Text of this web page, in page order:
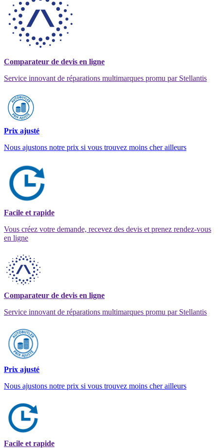
Comparateur de devis en ligne
Service innovant de réparations multimarques promu par Stellantis
Prix ajusté
Nous ajustons notre prix si vous trouvez moins cher ailleurs
Facile et rapide
Vous créez votre demande, recevez des devis et prenez rendez-vous
en ligne
Comparateur de devis en ligne
Service innovant de réparations multimarques promu par Stellantis
Prix ajusté
Nous ajustons notre prix si vous trouvez moins cher ailleurs
Facile et rapide